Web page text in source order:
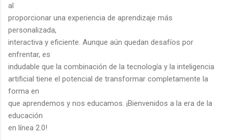
al
proporcionar una experiencia de aprendizaje más
personalizada,
interactiva y eficiente. Aunque aún quedan desafíos por
enfrentar, es
indudable que la combinación de la tecnología y la inteligencia
artificial tiene el potencial de transformar completamente la
forma en
que aprendemos y nos educamos. ¡Bienvenidos a la era de la
educación
en línea 2.0!